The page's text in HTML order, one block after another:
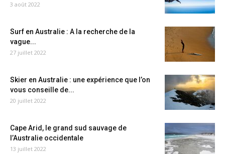
3 août 2022
Surf en Australie : A la recherche de la
vague...
27 juillet 2022
Skier en Australie : une expérience que l’on
vous conseille de...
20 juillet 2022
Cape Arid, le grand sud sauvage de
l’Australie occidentale
13 juillet 2022